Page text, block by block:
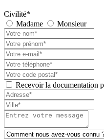
Civilité*
Madame
Monsieur
Recevoir la documentation